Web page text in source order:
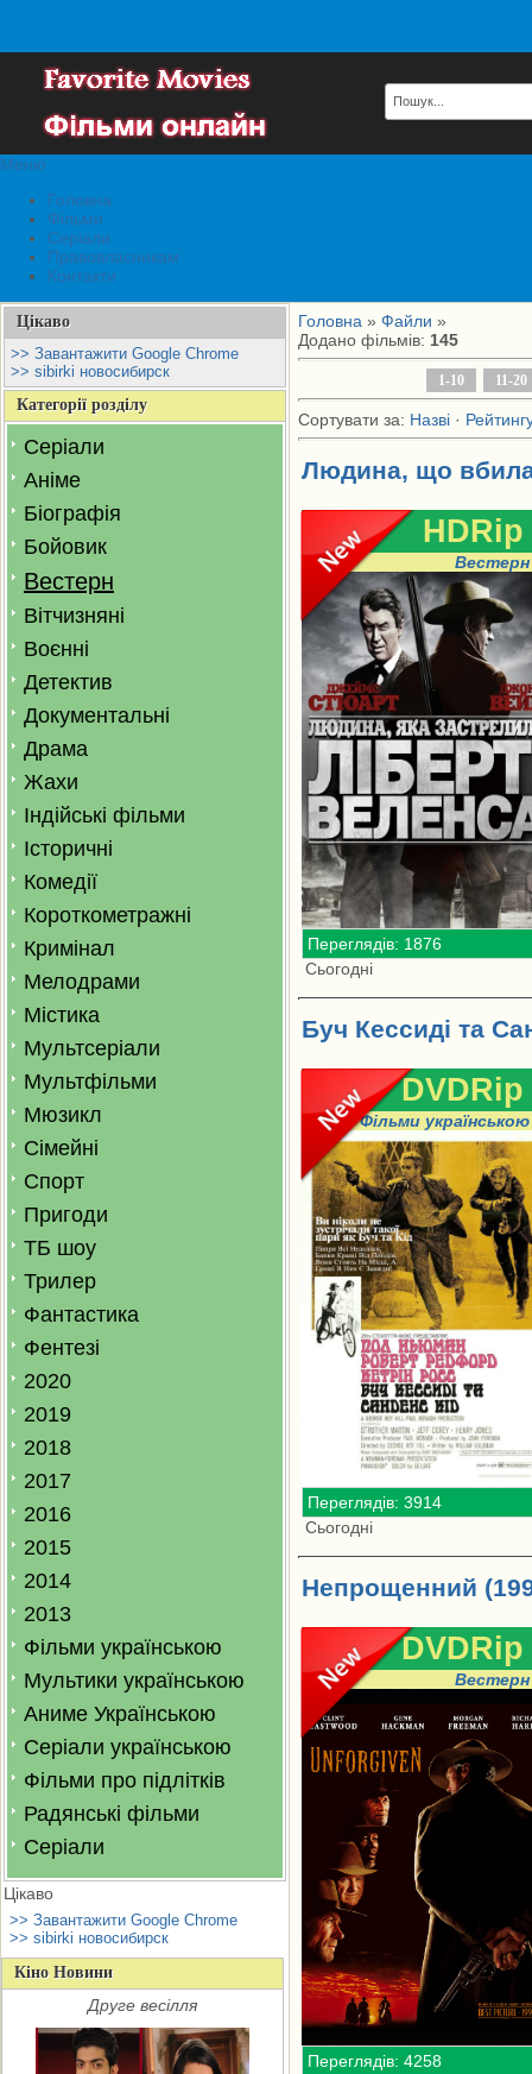
Меню
Головна
Фільми
Серіали
Правовласникам
Контакти
Цікаво
>> Завантажити Google Chrome
>> sibirki новосибирск
Категорії розділу
Серіали
Аніме
Біографія
Бойовик
Вестерн
Вітчизняні
Воєнні
Детектив
Документальні
Драма
Жахи
Індійські фільми
Історичні
Комедії
Короткометражні
Кримінал
Мелодрами
Містика
Мультсеріали
Мультфільми
Мюзикл
Сімейні
Спорт
Пригоди
ТБ шоу
Трилер
Фантастика
Фентезі
2020
2019
2018
2017
2016
2015
2014
2013
Фільми українською
Мультики українською
Аниме Українською
Серіали українською
Фільми про підлітків
Радянські фільми
Серіали
Цікаво
>> Завантажити Google Chrome
>> sibirki новосибирск
Кіно Новини
Друге весілля
Головна » Файли »
Додано фільмів: 145
1-10 11-20
Сортувати за: Назві ·
Людина, що вбила
HDRip
Вестерн
Переглядів: 1876
Сьогодні
Буч Кессиді та
DVDRip
Фільми українською
Переглядів: 3914
Сьогодні
Непрощенний
DVDRip
Вестерн
Переглядів: 4258